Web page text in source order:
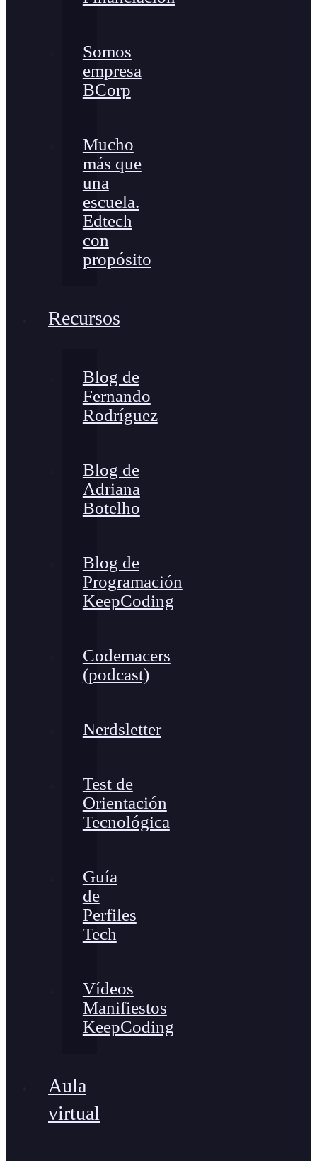
Somos
empresa
BCorp
Mucho
más que
una
escuela.
Edtech
con
propósito
Recursos
Blog de
Fernando
Rodríguez
Blog de
Adriana
Botelho
Blog de
Programación
KeepCoding
Codemacers
(podcast)
Nerdsletter
Test de
Orientación
Tecnológica
Guía
de
Perfiles
Tech
Vídeos
Manifiestos
KeepCoding
Aula
virtual